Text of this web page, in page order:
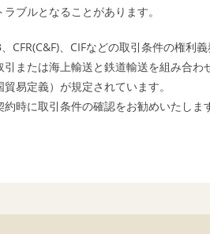
ブルとなることがあります。
、 CFR(C&F)、 CIFなどの取引条件の権利義
または海上輸送と鉄道輸送を組み合わ
易定義）が規定されています。
時に取引条件の確認をお勧めいたしま